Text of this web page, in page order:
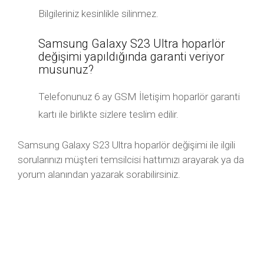
Bilgileriniz kesinlikle silinmez.
Samsung Galaxy S23 Ultra hoparlör
değişimi yapıldığında garanti veriyor
musunuz?
Telefonunuz 6 ay GSM İletişim hoparlör garanti
kartı ile birlikte sizlere teslim edilir.
Samsung Galaxy S23 Ultra hoparlör değişimi ile ilgili
sorularınızı müşteri temsilcisi hattımızı arayarak ya da
yorum alanından yazarak sorabilirsiniz.